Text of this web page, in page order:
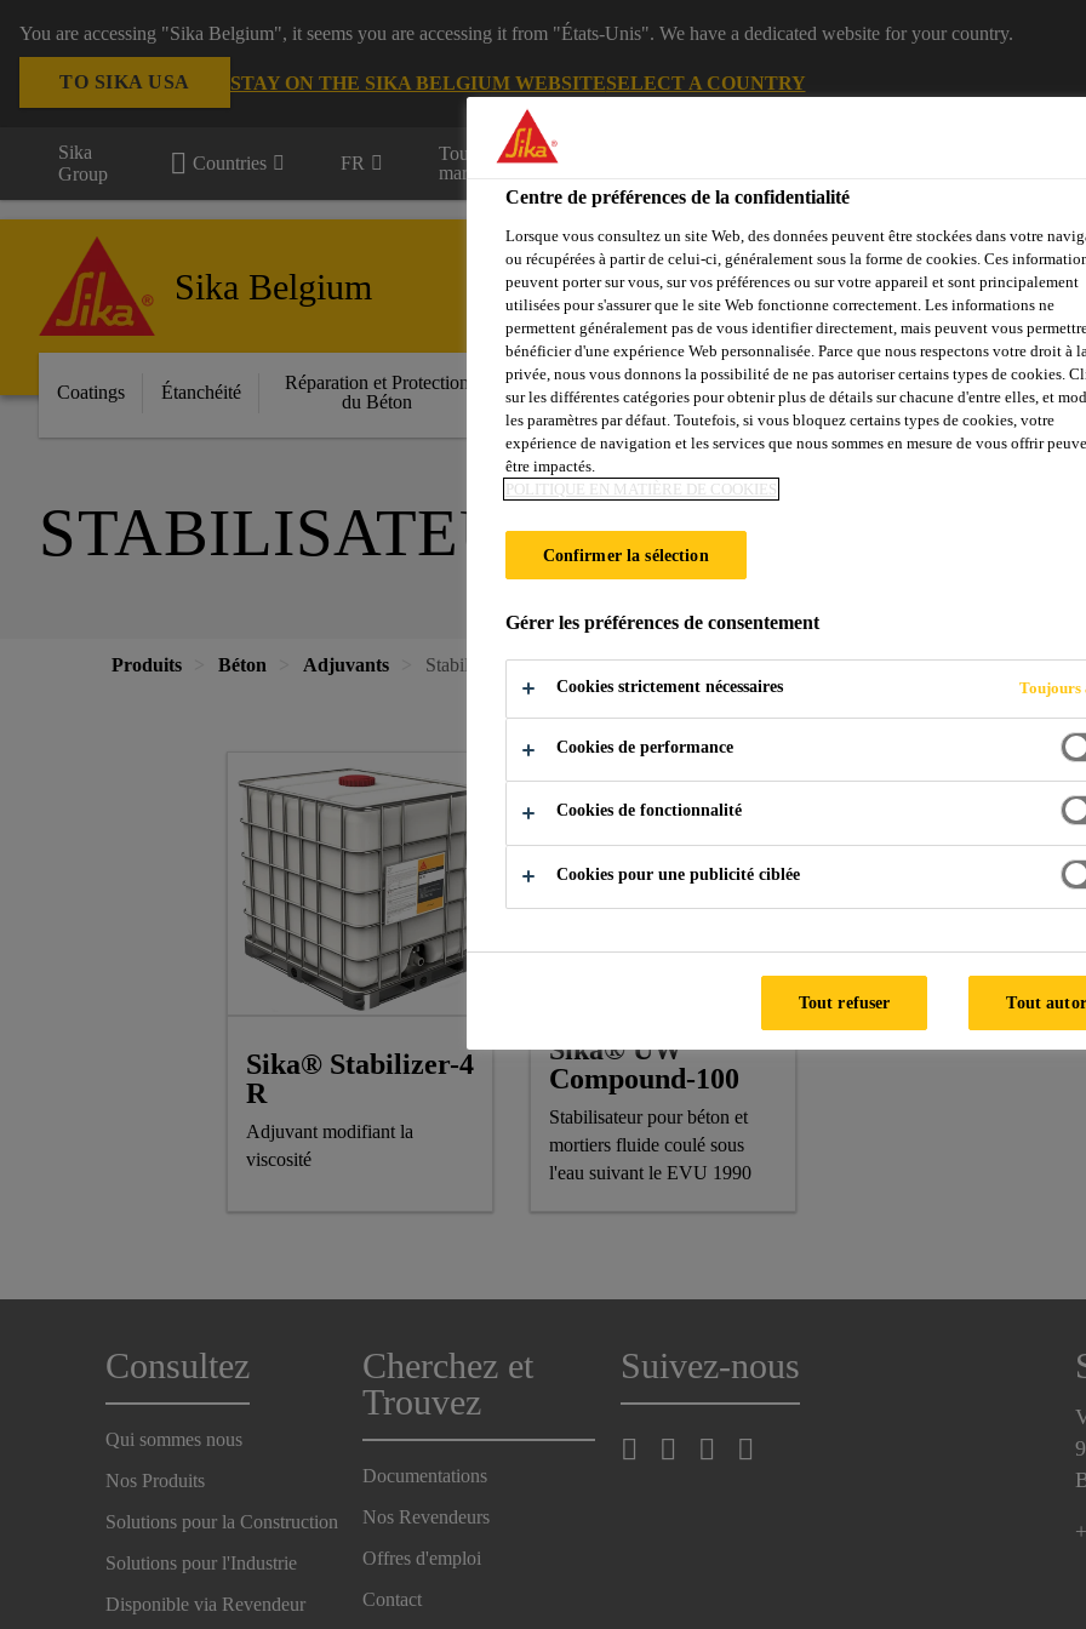
You are accessing "Sika Belgium", it seems you are accessing it from "États-Unis". We have a dedicated website for your country.
TO SIKA USA STAY ON THE SIKA BELGIUM WEBSITESELECT A COUNTRY
Sika
Group
Countries FR
Tous les
marchés
Sika Belgium
Coatings Étanchéité
Réparation et Protection
du Béton
Façades, Parois &
Balcons
Sols
Collage &
Jointoiement
Béton
STABILISATEUR
Produits Béton Adjuvants Stabilisateur
Sika® Stabilizer-4
R
Adjuvant modifiant la
viscosité
Sika® UW
Compound-100
Stabilisateur pour béton et
mortiers fluide coulé sous
l'eau suivant le EVU 1990
Consultez
Qui sommes nous
Nos Produits
Solutions pour la Construction
Solutions pour l'Industrie
Disponible via Revendeur
Cherchez et
Trouvez
Documentations
Nos Revendeurs
Offres d'emploi
Contact
Suivez-nous
Centre de préférences de la confidentialité
Lorsque vous consultez un site Web, des données peuvent être stockées dans votre
ou récupérées à partir de celui-ci, généralement sous la forme de cookies. Ces
peuvent porter sur vous, sur vos préférences ou sur votre appareil et sont principalement
utilisées pour s'assurer que le site Web fonctionne correctement. Les informations ne
permettent généralement pas de vous identifier directement, mais peuvent vous
bénéficier d'une expérience Web personnalisée. Parce que nous respectons votre droit à
privée, nous vous donnons la possibilité de ne pas autoriser certains types de cookies.
sur les différentes catégories pour obtenir plus de détails sur chacune d'entre elles, et
les paramètres par défaut. Toutefois, si vous bloquez certains types de cookies, votre
expérience de navigation et les services que nous sommes en mesure de vous offrir
être impactés.
POLITIQUE EN MATIÈRE DE COOKIES
Confirmer la sélection
Gérer les préférences de consentement
Cookies strictement nécessaires Toujours
Cookies de performance
Cookies de fonctionnalité
Cookies pour une publicité ciblée
Tout refuser Tout